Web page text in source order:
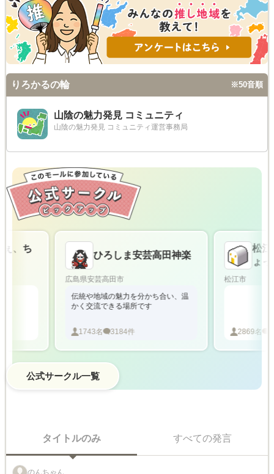
りろかるの輪 ※50音順
山陰の魅力発見 コミュニティ
山陰の魅力発見 コミュニティ運営事務局
ち
ひろしま安芸高田神楽
広島県安芸高田市
伝統や地域の魅力を分かち合い、温
かく交流できる場所です
1743 名 3184件
松江と
ょっと
松江市
2869名 1564
公式サークル一覧
タイトルのみ すべての発言
のんちゃん